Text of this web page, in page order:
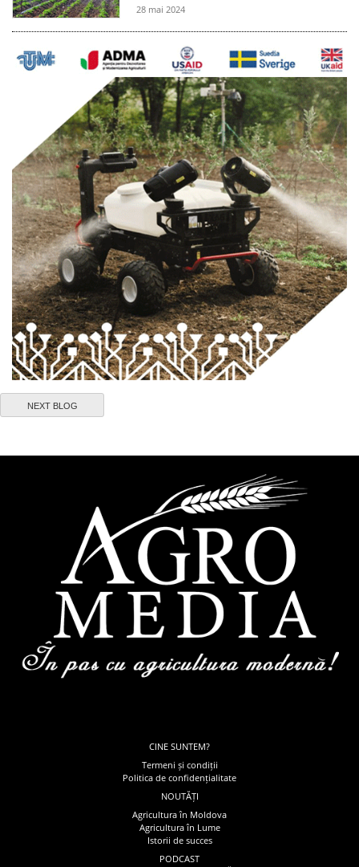
28 mai 2024
NEXT BLOG
CINE SUNTEM?
Termeni și condiții
Politica de confidențialitate
NOUTĂȚI
Agricultura în Moldova
Agricultura în Lume
Istorii de succes
PODCAST